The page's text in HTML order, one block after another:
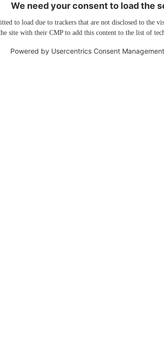
We need your consent to load the
to load due to trackers that are not disclosed to the
site with their CMP to add this content to the list of
Powered by Usercentrics Consent